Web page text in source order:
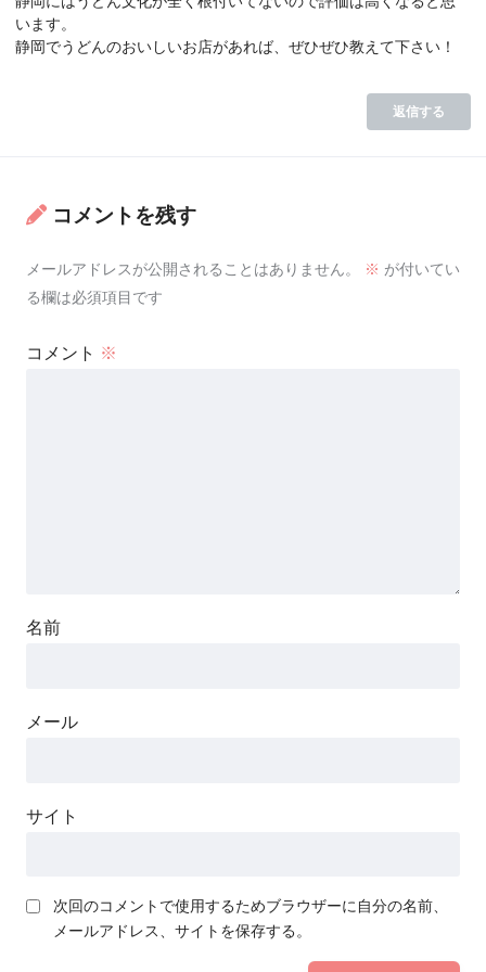
います。
静岡でうどんのおいしいお店があれば、ぜひぜひ教えて下さい！
返信する
コメントを残す
メールアドレスが公開されることはありません。 ※ が付いてい
る欄は必須項目です
コメント ※
名前
メール
サイト
次回のコメントで使用するためブラウザーに自分の名前、
メールアドレス、サイトを保存する。